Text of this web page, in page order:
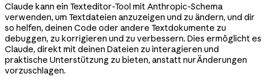
Claude kann ein Texteditor-Tool mit Anthropic-Schema
verwenden, um Textdateien anzuzeigen und zu ändern, und dir
so helfen, deinen Code oder andere Textdokumente zu
debuggen, zu korrigieren und zu verbessern. Dies ermöglicht es
Claude, direkt mit deinen Dateien zu interagieren und
praktische Unterstützung zu bieten, anstatt nur Änderungen
vorzuschlagen.